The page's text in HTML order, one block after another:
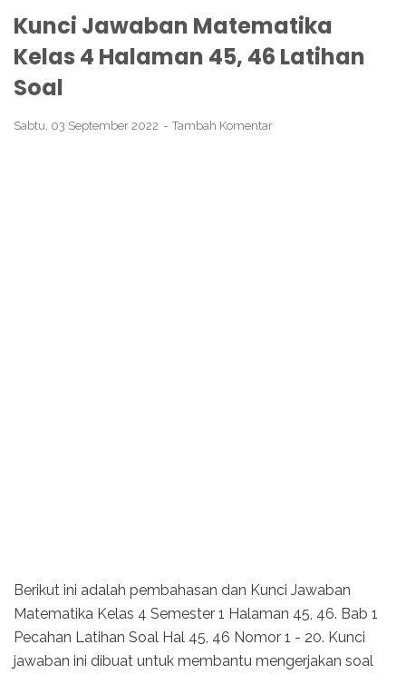
Kunci Jawaban Matematika
Kelas 4 Halaman 45, 46 Latihan
Soal
Sabtu, 03 September 2022 Tambah Komentar
Berikut ini adalah pembahasan dan Kunci Jawaban
Matematika Kelas 4 Semester 1 Halaman 45, 46. Bab 1
Pecahan Latihan Soal Hal 45, 46 Nomor 1 - 20. Kunci
jawaban ini dibuat untuk membantu mengerjakan soal